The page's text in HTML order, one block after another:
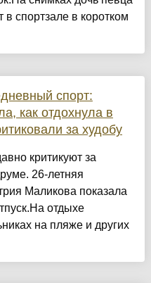
спортзале в коротком
спорт:
как отдохнула в
за худобу
критикуют за
26-летняя
Маликова показала
отдыхе
на пляже и других